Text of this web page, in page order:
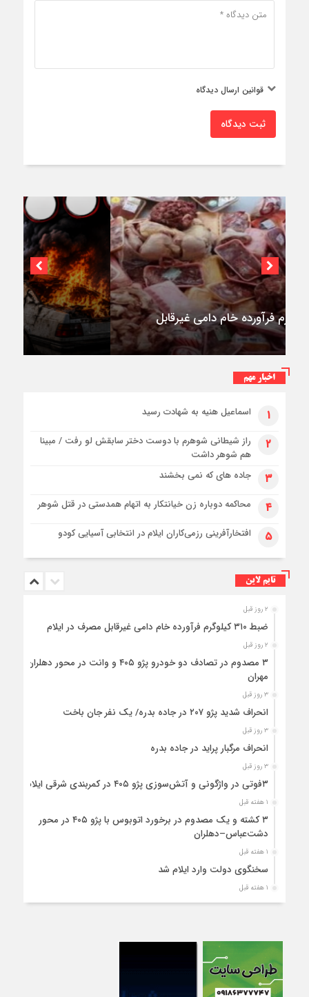
قوانین ارسال دیدگاه
ثبت دیدگاه
۳فوتی در واژگونی و آتش‌سوزی پژو ۴۰۵ در
کمربندی شرقی ایلام
اخبار مهم
۱ اسماعیل هنیه به شهادت رسید
۲
راز شیطانی شوهرم با دوست دختر سابقش لو رفت / مبینا
هم شوهر داشت
۳ جاده های که نمی بخشند
۴ محاکمه دوباره زن خیانتکار به اتهام همدستی در قتل شوهر
۵ افتخارآفرینی رزمی‌کاران ایلام در انتخابی آسیایی کودو
تایم لاین
۲ روز قبل
ضبط ۳۱۰ کیلوگرم فرآورده خام دامی غیرقابل مصرف در ایلام
۲ روز قبل
۳ مصدوم در تصادف دو خودرو پژو ۴۰۵ و وانت در محور دهلران-
مهران
۳ روز قبل
انحراف شدید پژو ۲۰۷ در جاده بدره/ یک نفر جان باخت
۳ روز قبل
انحراف مرگبار پراید در جاده بدره
۳ روز قبل
۳فوتی در واژگونی و آتش‌سوزی پژو ۴۰۵ در کمربندی شرقی ایلام
۱ هفته قبل
۳ کشته و یک مصدوم در برخورد اتوبوس با پژو ۴۰۵ در محور
دشت‌عباس–دهلران
۱ هفته قبل
سخنگوی دولت وارد ایلام شد
۱ هفته قبل
استقرار ۷۱۴ دستگاه اتوبوس در پایانه برکت مهران برای بازگشت
واژگونی مرگبار پژوپارس در محور دهلران/ ۴ زائر اربعین جان باختند
۱ هفته قبل
۴کشته و یک مصدوم در حادثه مرگبار واژگونی خودرو پژو پارس در